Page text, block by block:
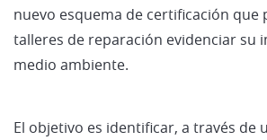
nuevo esquema de certificación que
talleres de reparación evidenciar su
medio ambiente.
El objetivo es identificar, a través de